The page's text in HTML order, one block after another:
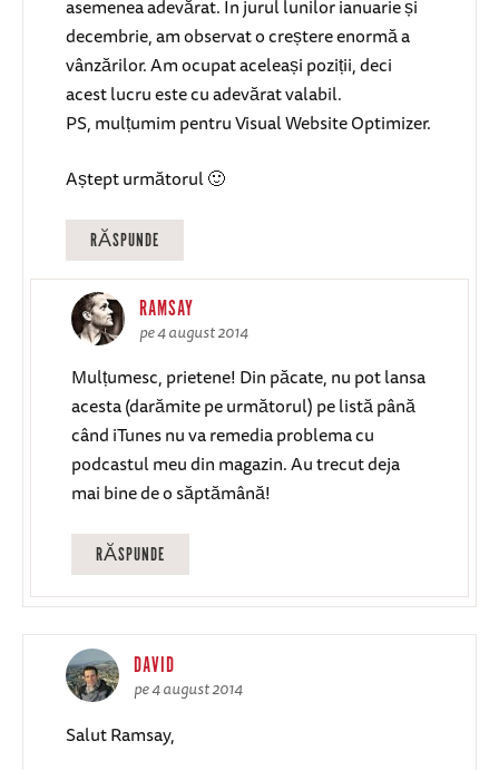
asemenea adevărat. În jurul lunilor ianuarie și
decembrie, am observat o creștere enormă a
vânzărilor. Am ocupat aceleași poziții, deci
acest lucru este cu adevărat valabil.
PS, mulțumim pentru Visual Website Optimizer.
Aștept următorul 🙂
RĂSPUNDE
RAMSAY
pe 4 august 2014
Mulțumesc, prietene! Din păcate, nu pot lansa
acesta (darămite pe următorul) pe listă până
când iTunes nu va remedia problema cu
podcastul meu din magazin. Au trecut deja
mai bine de o săptămână!
RĂSPUNDE
DAVID
pe 4 august 2014
Salut Ramsay,